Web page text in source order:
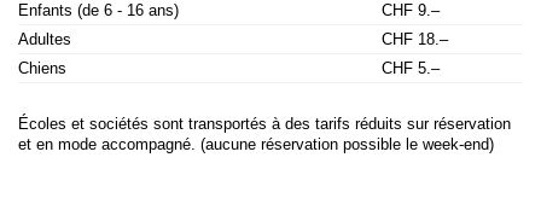
Enfants (de 6 - 16 ans)
CHF 9.–
Adultes
CHF 18.–
Chiens
CHF 5.–
Écoles et sociétés sont transportés à des tarifs réduits sur réservation
et en mode accompagné. (aucune réservation possible le week-end)